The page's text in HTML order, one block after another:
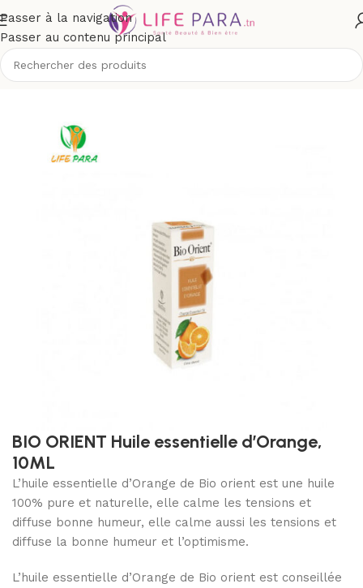
Passer à la navigation
Passer au contenu principal
Boutique/Bio & naturel/Aromathérapie/Huiles essentielles
BIO ORIENT Huile essentielle d’Orange,
10ML
L’huile essentielle d’Orange de Bio orient est une huile
100% pure et naturelle, elle calme les tensions et
diffuse bonne humeur, elle calme aussi les tensions et
diffuse la bonne humeur et l’optimisme.
L’huile essentielle d’Orange de Bio orient est conseillée